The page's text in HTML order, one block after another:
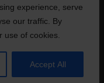
experience, serve
our traffic. By
use of cookies.
Accept All
website